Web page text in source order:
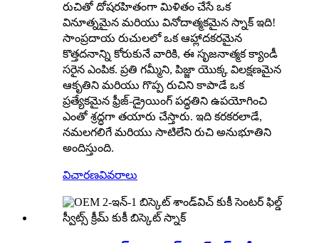
రుచితో దోషరహితంగా మిళితం చేసే ఒక
వినూత్నమైన మరియు వినోదాత్మకమైన స్నాక్ ఇది!
సాంప్రదాయ రుచులలో ఒక ఆహ్లాదకరమైన
కొత్తదనాన్ని కోరుకునే వారికి, ఈ సృజనాత్మక క్యాండీ
సరైన ఎంపిక. ప్రతి గమ్మీని, పిజ్జా యొక్క విలక్షణమైన
ఆకృతిని మరియు గొప్ప రుచిని కాపాడే ఒక
ప్రత్యేకమైన ఫ్రీజ్-డ్రైయింగ్ పద్ధతిని ఉపయోగించి
ఎంతో శ్రద్ధగా తయారు చేస్తారు. ఇది కరకరలాడే,
నమలగలిగే మరియు సాటిలేని రుచి అనుభూతిని
అందిస్తుంది.
విచారణవివరాలు